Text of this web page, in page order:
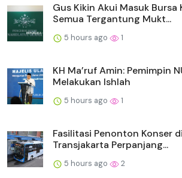
Gus Kikin Akui Masuk Bursa
Semua Tergantung Mukt...
5 hours ago 1
KH Ma’ruf Amin: Pemimpin
Melakukan Ishlah
5 hours ago 1
Fasilitasi Penonton Konser
Transjakarta Perpanjang...
5 hours ago 2